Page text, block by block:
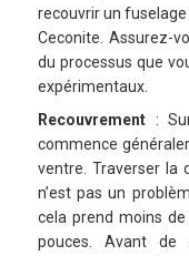
recouvrir un fuselage
Ceconite. Assurez-
du processus que
expérimentaux.
Recouvrement :
commence
ventre. Traverser la
n’est pas un
cela prend moins
pouces. Avant de